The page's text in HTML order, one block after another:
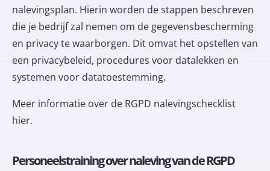
nalevingsplan. Hierin worden de stappen beschreven
die je bedrijf zal nemen om de gegevensbescherming
en privacy te waarborgen. Dit omvat het opstellen van
een privacybeleid, procedures voor datalekken en
systemen voor datatoestemming.
Meer informatie over de RGPD nalevingschecklist
hier.
Personeelstraining over naleving van de RGPD